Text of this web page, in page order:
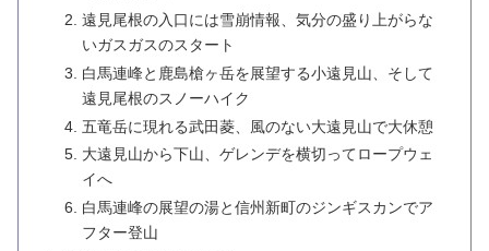
遠見尾根の入口には雪崩情報、気分の盛り上がらな
いガスガスのスタート
白馬連峰と鹿島槍ヶ岳を展望する小遠見山、そして
遠見尾根のスノーハイク
五竜岳に現れる武田菱、風のない大遠見山で大休憩
大遠見山から下山、ゲレンデを横切ってロープウェ
イへ
白馬連峰の展望の湯と信州新町のジンギスカンでア
フター登山